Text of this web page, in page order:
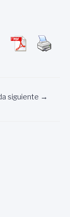
siguiente →